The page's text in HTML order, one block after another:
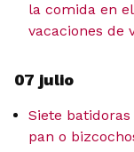
la comida en
vacaciones de
07 julio
Siete
pan o